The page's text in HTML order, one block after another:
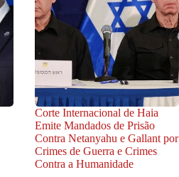
Corte Internacional de Haia
Emite Mandados de Prisão
Contra Netanyahu e Gallant por
Crimes de Guerra e Crimes
Contra a Humanidade